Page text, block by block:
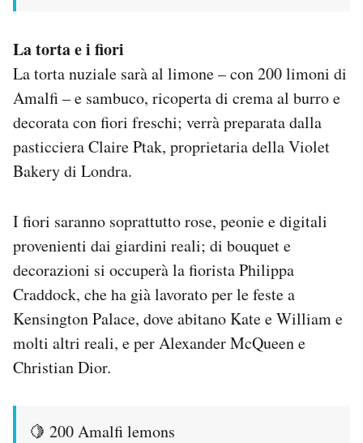
La torta e i fiori
La torta nuziale sarà al limone – con 200 limoni di
Amalfi – e sambuco, ricoperta di crema al burro e
decorata con fiori freschi; verrà preparata dalla
pasticciera Claire Ptak, proprietaria della Violet
Bakery di Londra.
I fiori saranno soprattutto rose, peonie e digitali
provenienti dai giardini reali; di bouquet e
decorazioni si occuperà la fiorista Philippa
Craddock, che ha già lavorato per le feste a
Kensington Palace, dove abitano Kate e William e
molti altri reali, e per Alexander McQueen e
Christian Dior.
🍋 200 Amalfi lemons